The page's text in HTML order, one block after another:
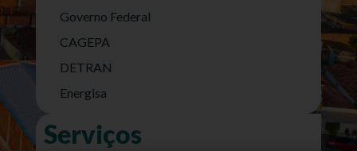
Governo Federal
CAGEPA
DETRAN
Energisa
Serviços